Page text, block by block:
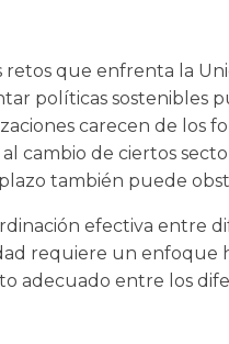
retos que enfrenta la
políticas sostenibles
carecen de los
al cambio de ciertos
también puede
efectiva entre
requiere un enfoque
adecuado entre los